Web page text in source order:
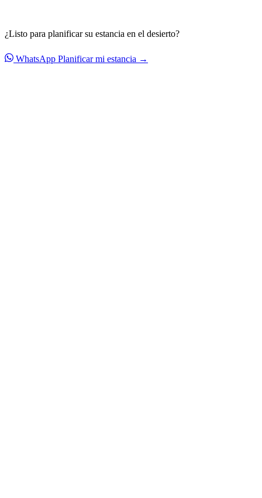
¿Listo para planificar su estancia en el desierto?
WhatsApp Planificar mi estancia →